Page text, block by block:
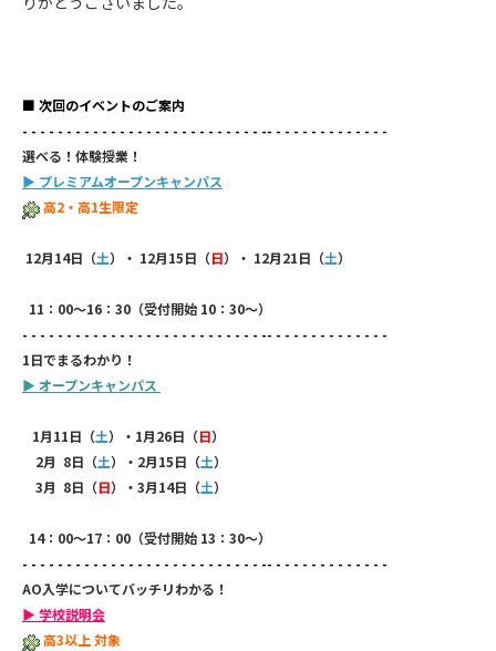
■ 次回のイベントのご案内
- - - - - - - - - - - - - - - - - - - - - - - - - - - -- - - - - - - - - - - - - -
選べる！体験授業！
▶ プレミアムオープンキャンパス
高2・高1生限定
12月14日（土）・ 12月15日（日）・ 12月21日（土）
11：00～16：30（受付開始 10：30～）
- - - - - - - - - - - - - - - - - - - - - - - - - - - -- - - - - - - - - - - - - -
1日でまるわかり！
▶ オープンキャンパス
1月11日（土）・1月26日（日）
2月 8日（土）・2月15日（土）
3月 8日（日）・3月14日（土）
14：00～17：00（受付開始 13：30～）
- - - - - - - - - - - - - - - - - - - - - - - - - - - -- - - - - - - - - - - - - -
AO入学についてバッチリわかる！
▶ 学校説明会
高3以上 対象